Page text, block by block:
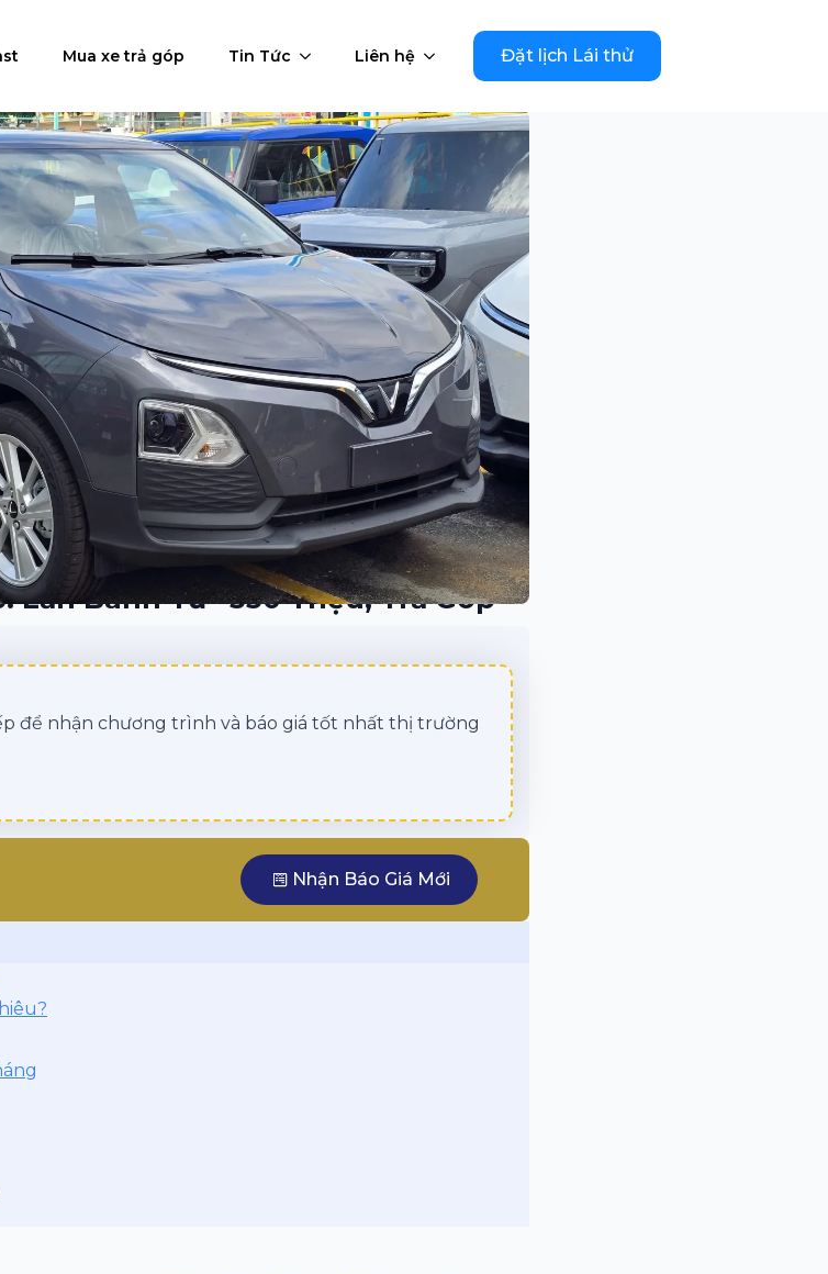
Mua xe trả góp Tin Tức Liên hệ Đặt lịch Lái thử
Lăn Bánh Từ ~530 Triệu, Trả Góp
để nhận chương trình và báo giá tốt nhất thị trường
Nhận Báo Giá Mới